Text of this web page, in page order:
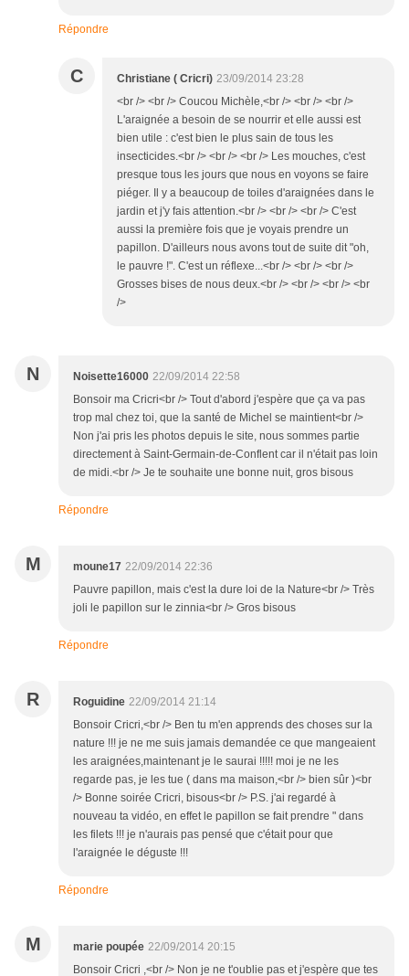
Répondre
C Christiane ( Cricri) 23/09/2014 23:28
<br /> <br /> Coucou Michèle,<br /> <br /> <br />
L'araignée a besoin de se nourrir et elle aussi est
bien utile : c'est bien le plus sain de tous les
insecticides.<br /> <br /> <br /> Les mouches, c'est
presque tous les jours que nous en voyons se faire
piéger. Il y a beaucoup de toiles d'araignées dans le
jardin et j'y fais attention.<br /> <br /> <br /> C'est
aussi la première fois que je voyais prendre un
papillon. D'ailleurs nous avons tout de suite dit "oh,
le pauvre !". C'est un réflexe...<br /> <br /> <br />
Grosses bises de nous deux.<br /> <br /> <br /> <br
/>
N Noisette16000 22/09/2014 22:58
Bonsoir ma Cricri<br /> Tout d'abord j'espère que ça va pas
trop mal chez toi, que la santé de Michel se maintient<br />
Non j'ai pris les photos depuis le site, nous sommes partie
directement à Saint-Germain-de-Conflent car il n'était pas loin
de midi.<br /> Je te souhaite une bonne nuit, gros bisous
Répondre
M moune17 22/09/2014 22:36
Pauvre papillon, mais c'est la dure loi de la Nature<br /> Très
joli le papillon sur le zinnia<br /> Gros bisous
Répondre
R Roguidine 22/09/2014 21:14
Bonsoir Cricri,<br /> Ben tu m'en apprends des choses sur la
nature !!! je ne me suis jamais demandée ce que mangeaient
les araignées,maintenant je le saurai !!!!! moi je ne les
regarde pas, je les tue ( dans ma maison,<br /> bien sûr )<br
/> Bonne soirée Cricri, bisous<br /> P.S. j'ai regardé à
nouveau ta vidéo, en effet le papillon se fait prendre " dans
les filets !!! je n'aurais pas pensé que c'était pour que
l'araignée le déguste !!!
Répondre
M marie poupée 22/09/2014 20:15
Bonsoir Cricri ,<br /> Non je ne t'oublie pas et j'espère que tes